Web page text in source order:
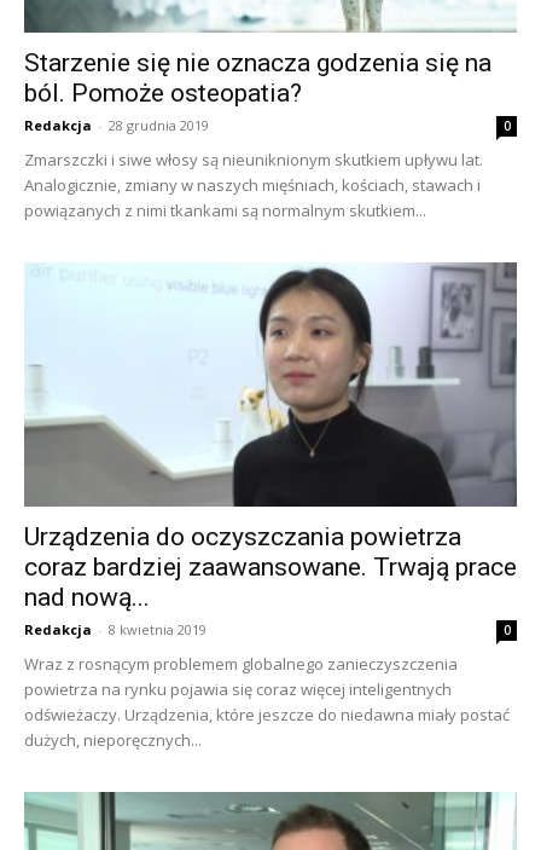
Starzenie się nie oznacza godzenia się na
ból. Pomoże osteopatia?
Redakcja - 28 grudnia 2019 0
Zmarszczki i siwe włosy są nieuniknionym skutkiem upływu lat.
Analogicznie, zmiany w naszych mięśniach, kościach, stawach i
powiązanych z nimi tkankami są normalnym skutkiem...
Urządzenia do oczyszczania powietrza
coraz bardziej zaawansowane. Trwają prace
nad nową...
Redakcja - 8 kwietnia 2019 0
Wraz z rosnącym problemem globalnego zanieczyszczenia
powietrza na rynku pojawia się coraz więcej inteligentnych
odświeżaczy. Urządzenia, które jeszcze do niedawna miały postać
dużych, nieporęcznych...